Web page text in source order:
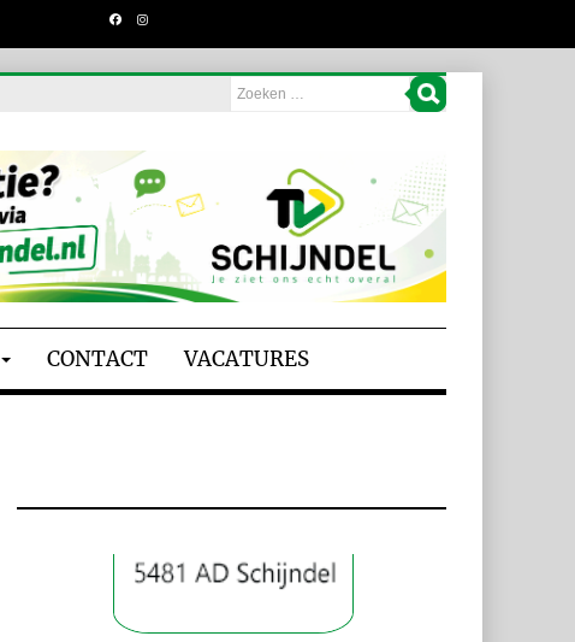
CONTACT VACATURES